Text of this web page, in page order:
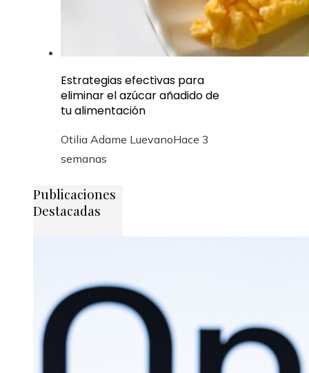
Estrategias efectivas para
eliminar el azúcar añadido de
tu alimentación
Otilia Adame LuevanoHace 3
semanas
Publicaciones
Destacadas